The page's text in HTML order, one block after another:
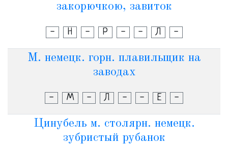
закорючкою, завиток
- Н - Р - - Л -
М. немецк. горн. плавильщик на
заводах
- М - Л - - Е -
Цинубель м. столярн. немецк.
зубристый рубанок